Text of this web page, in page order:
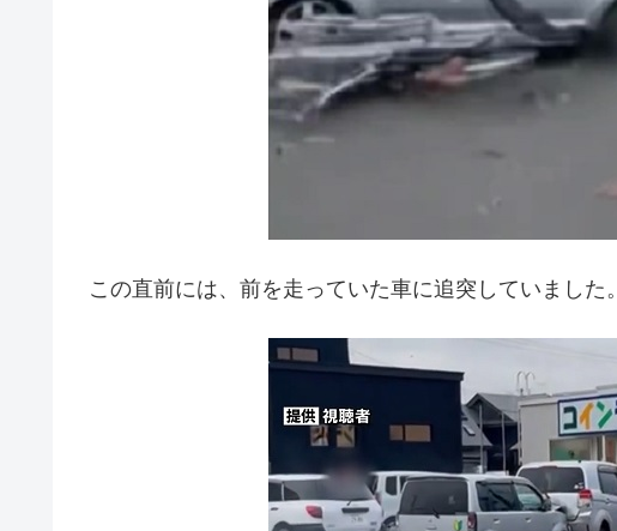
この直前には、前を走っていた車に追突していました。